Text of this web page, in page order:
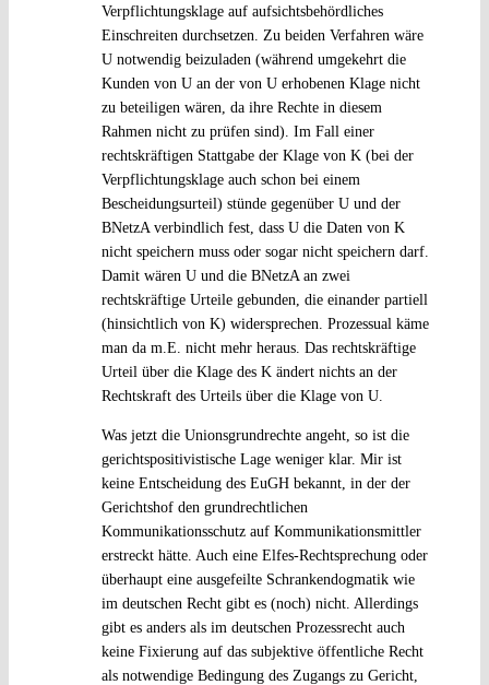
Verpflichtungsklage auf aufsichtsbehördliches
Einschreiten durchsetzen. Zu beiden Verfahren wäre
U notwendig beizuladen (während umgekehrt die
Kunden von U an der von U erhobenen Klage nicht
zu beteiligen wären, da ihre Rechte in diesem
Rahmen nicht zu prüfen sind). Im Fall einer
rechtskräftigen Stattgabe der Klage von K (bei der
Verpflichtungsklage auch schon bei einem
Bescheidungsurteil) stünde gegenüber U und der
BNetzA verbindlich fest, dass U die Daten von K
nicht speichern muss oder sogar nicht speichern darf.
Damit wären U und die BNetzA an zwei
rechtskräftige Urteile gebunden, die einander partiell
(hinsichtlich von K) widersprechen. Prozessual käme
man da m.E. nicht mehr heraus. Das rechtskräftige
Urteil über die Klage des K ändert nichts an der
Rechtskraft des Urteils über die Klage von U.
Was jetzt die Unionsgrundrechte angeht, so ist die
gerichtspositivistische Lage weniger klar. Mir ist
keine Entscheidung des EuGH bekannt, in der der
Gerichtshof den grundrechtlichen
Kommunikationsschutz auf Kommunikationsmittler
erstreckt hätte. Auch eine Elfes-Rechtsprechung oder
überhaupt eine ausgefeilte Schrankendogmatik wie
im deutschen Recht gibt es (noch) nicht. Allerdings
gibt es anders als im deutschen Prozessrecht auch
keine Fixierung auf das subjektive öffentliche Recht
als notwendige Bedingung des Zugangs zu Gericht,